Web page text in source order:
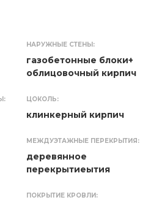
НАРУЖНЫЕ СТЕНЫ:
газобетонные блоки+
облицовочный кирпич
ЦОКОЛЬ:
клинкерный кирпич
МЕЖДУЭТАЖНЫЕ ПЕРЕКРЫТИЯ:
деревянное
перекрытиеытия
ПОКРЫТИЕ КРОВЛИ: